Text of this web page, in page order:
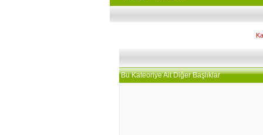
Bu Kateoriye Ait Diğer Başlıklar